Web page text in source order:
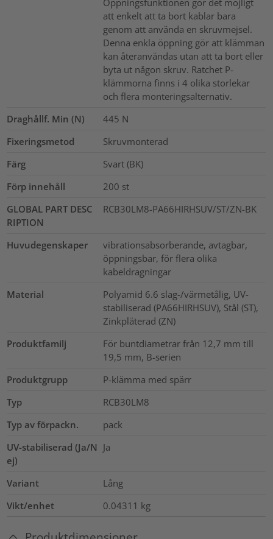
att enkelt att ta bort kablar bara
genom att använda en skruvmejsel.
Denna enkla öppning gör att klämman
kan återanvändas utan att ta bort eller
byta ut någon skruv. Ratchet P-
klämmorna finns i 4 olika storlekar
och flera monteringsalternativ.
Draghållf. Min (N)
445 N
Fixeringsmetod
Skruvmonterad
Färg
Svart (BK)
Förp innehåll
200 st
GLOBAL PART DESC
RIPTION
RCB30LM8-PA66HIRHSUV/ST/ZN-BK
Huvudegenskaper
vibrationsabsorberande, avtagbar,
öppningsbar, för flera olika
kabeldragningar
Material
Polyamid 6.6 slag-/värmetålig, UV-
stabiliserad (PA66HIRHSUV), Stål (ST),
Zinkpläterad (ZN)
Produktfamilj
För buntdiametrar från 12,7 mm till
19,5 mm, B-serien
Produktgrupp
P-klämma med spärr
Typ
RCB30LM8
Typ av förpackn.
pack
UV-stabiliserad (Ja/N
ej)
Ja
Variant
Lång
Vikt/enhet
0.04311 kg